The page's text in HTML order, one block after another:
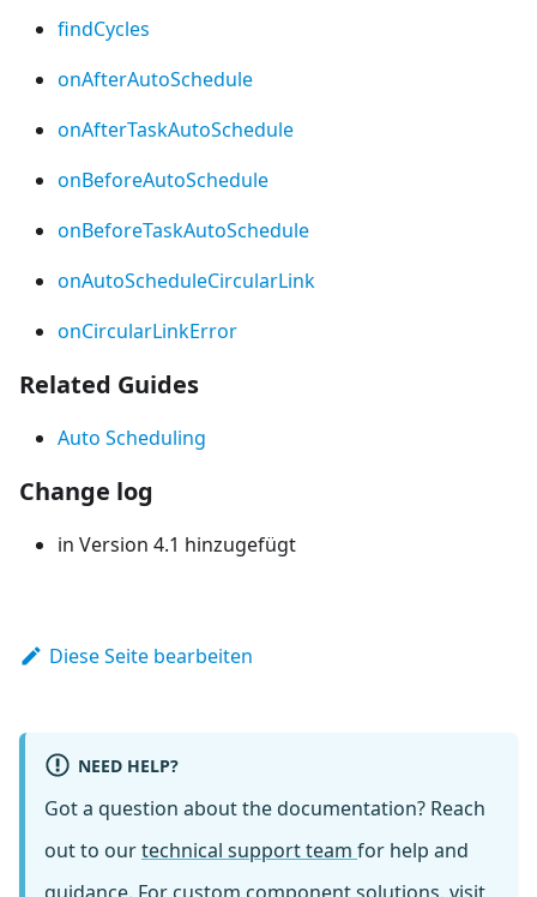
findCycles
onAfterAutoSchedule
onAfterTaskAutoSchedule
onBeforeAutoSchedule
onBeforeTaskAutoSchedule
onAutoScheduleCircularLink
onCircularLinkError
Related Guides
Auto Scheduling
Change log
in Version 4.1 hinzugefügt
Diese Seite bearbeiten
NEED HELP?
Got a question about the documentation? Reach
out to ourtechnical support team for help and